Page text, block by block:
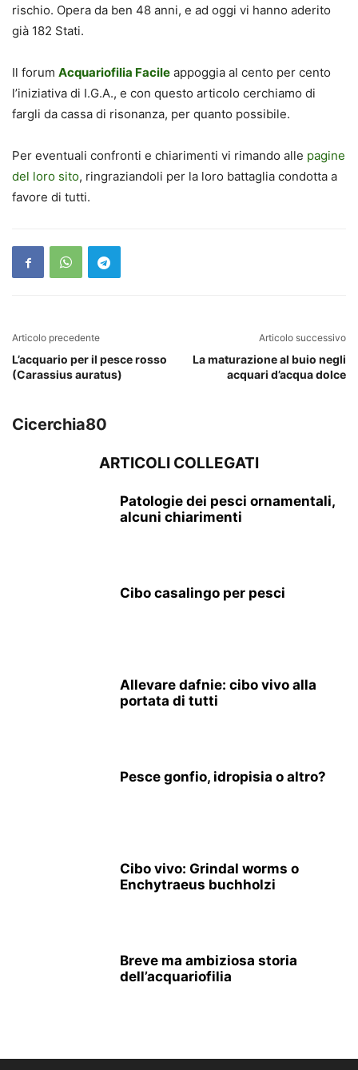
rischio. Opera da ben 48 anni, e ad oggi vi hanno aderito
già 182 Stati.
Il forum Acquariofilia Facile appoggia al cento per cento
l’iniziativa di I.G.A., e con questo articolo cerchiamo di
fargli da cassa di risonanza, per quanto possibile.
Per eventuali confronti e chiarimenti vi rimando alle pagine
del loro sito, ringraziandoli per la loro battaglia condotta a
favore di tutti.
Articolo precedente
L’acquario per il pesce rosso
(Carassius auratus)
Articolo successivo
La maturazione al buio negli
acquari d’acqua dolce
Cicerchia80
ARTICOLI COLLEGATI
Patologie dei pesci ornamentali,
alcuni chiarimenti
Cibo casalingo per pesci
Allevare dafnie: cibo vivo alla
portata di tutti
Pesce gonfio, idropisia o altro?
Cibo vivo: Grindal worms o
Enchytraeus buchholzi
Breve ma ambiziosa storia
dell’acquariofilia